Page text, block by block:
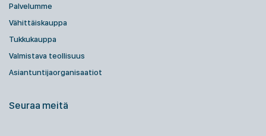
Palvelumme
Vähittäiskauppa
Tukkukauppa
Valmistava teollisuus
Asiantuntijaorganisaatiot
Seuraa meitä